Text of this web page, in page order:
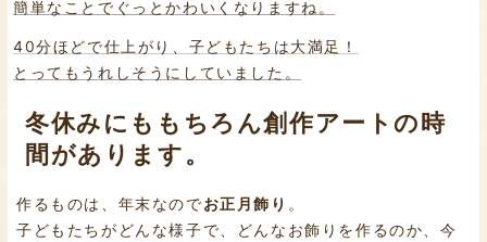
簡単なことでぐっとかわいくなりますね。
40分ほどで仕上がり、子どもたちは大満足！
とってもうれしそうにしていました。
冬休みにももちろん創作アートの時
間があります。
作るものは、年末なのでお正月飾り 。
子どもたちがどんな様子で、どんなお飾りを作るのか、今